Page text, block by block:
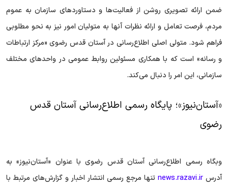
ضمن ارائه تصویری روشن از فعالیت‌ها و دستاورد‌های سازمان به عموم
مردم، فرصت تعامل و ارائه نظرات آنها به متولیان امور نیز به نحو مطلوبی
فراهم شود. متولی اصلی اطلاع‌رسانی در آستان قدس رضوی «مرکز ارتباطات
و رسانه» است که با همکاری مسئولین روابط عمومی در واحد‌های مختلف
سازمانی، این امر را دنبال می‌کند.
«آستان‌نیوز»؛ پایگاه رسمی اطلاع‌رسانی آستان قدس
رضوی
وبگاه رسمی اطلاع‌رسانی آستان قدس رضوی با عنوان «آستان‌نیوز» به
آدرس news.razavi.ir تنها مرجع رسمی انتشار اخبار و گزارش‌های مرتبط با